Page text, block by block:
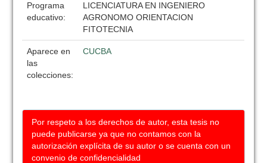
Programa
educativo:
LICENCIATURA EN INGENIERO
AGRONOMO ORIENTACION
FITOTECNIA
Aparece en
las
colecciones:
CUCBA
Por respeto a los derechos de autor, esta tesis no
puede publicarse ya que no contamos con la
autorización explícita de su autor o se cuenta con un
convenio de confidencialidad